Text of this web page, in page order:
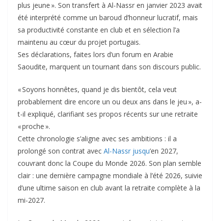
plus jeune ». Son transfert à Al-Nassr en janvier 2023 avait
été interprété comme un baroud d’honneur lucratif, mais
sa productivité constante en club et en sélection l’a
maintenu au cœur du projet portugais.
Ses déclarations, faites lors d’un forum en Arabie
Saoudite, marquent un tournant dans son discours public.
« Soyons honnêtes, quand je dis bientôt, cela veut
probablement dire encore un ou deux ans dans le jeu », a-
t-il expliqué, clarifiant ses propos récents sur une retraite
« proche ».
Cette chronologie s’aligne avec ses ambitions : il a
prolongé son contrat avec Al-Nassr jusqu’en 2027,
couvrant donc la Coupe du Monde 2026. Son plan semble
clair : une dernière campagne mondiale à l’été 2026, suivie
d’une ultime saison en club avant la retraite complète à la
mi-2027.